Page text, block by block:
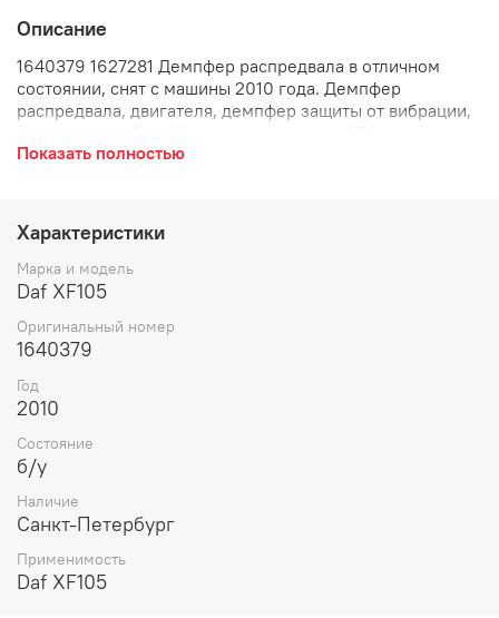
Описание
1640379 1627281 Демпфер распредвала в отличном
состоянии, снят с машины 2010 года. Демпфер
распредвала, двигателя, демпфер защиты от вибрации,
Показать полностью
Характеристики
Марка и модель
Daf XF105
Оригинальный номер
1640379
Год
2010
Состояние
б/у
Наличие
Санкт-Петербург
Применимость
Daf XF105